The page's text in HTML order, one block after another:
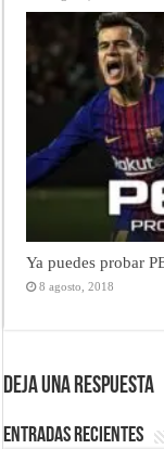
Ya puedes probar
8 agosto, 2018
Deja una respuesta
Entradas recientes